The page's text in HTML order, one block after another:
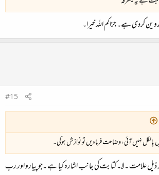
کردی ہے۔ جزاکم اللہ خیرا۔
#15
بالکل نہیں آئی، وضاحت فرمادیں تو نوازش ہوگی۔
علامت ۔لا۔ کتابت کی جانب اشارہ کیا ہے ۔جو پیارو اور رب